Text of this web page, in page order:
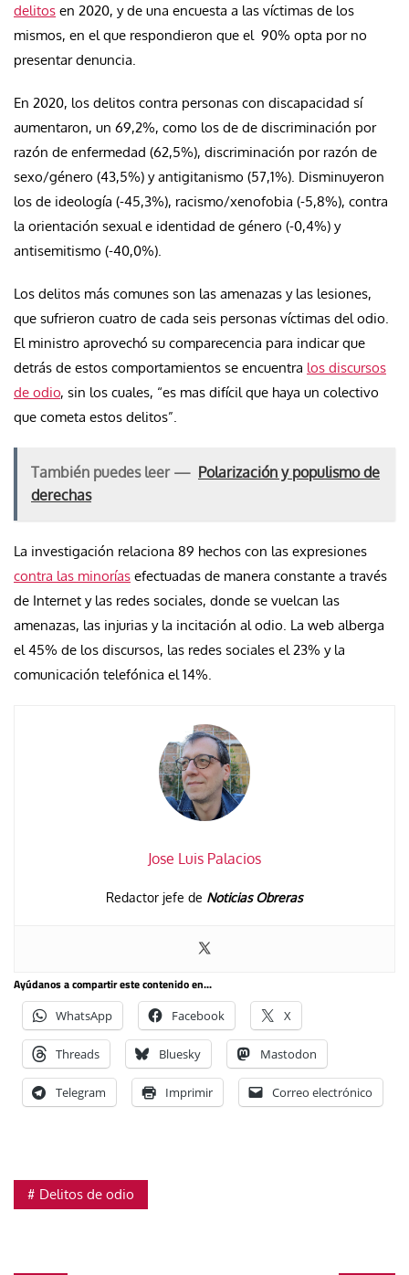
delitos en 2020, y de una encuesta a las víctimas de los
mismos, en el que respondieron que el 90% opta por no
presentar denuncia.
En 2020, los delitos contra personas con discapacidad sí
aumentaron, un 69,2%, como los de de discriminación por
razón de enfermedad (62,5%), discriminación por razón de
sexo/género (43,5%) y antigitanismo (57,1%). Disminuyeron
los de ideología (-45,3%), racismo/xenofobia (-5,8%), contra
la orientación sexual e identidad de género (-0,4%) y
antisemitismo (-40,0%).
Los delitos más comunes son las amenazas y las lesiones,
que sufrieron cuatro de cada seis personas víctimas del odio.
El ministro aprovechó su comparecencia para indicar que
detrás de estos comportamientos se encuentra los discursos
de odio, sin los cuales, “es mas difícil que haya un colectivo
que cometa estos delitos”.
También puedes leer — Polarización y populismo de
derechas
La investigación relaciona 89 hechos con las expresiones
contra las minorías efectuadas de manera constante a través
de Internet y las redes sociales, donde se vuelcan las
amenazas, las injurias y la incitación al odio. La web alberga
el 45% de los discursos, las redes sociales el 23% y la
comunicación telefónica el 14%.
Jose Luis Palacios
Redactor jefe de Noticias Obreras
Ayúdanos a compartir este contenido en...
WhatsApp Facebook X
Threads Bluesky Mastodon
Telegram Imprimir Correo electrónico
Delitos de odio